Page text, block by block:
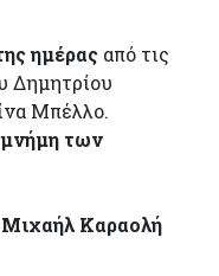
ημέρας από τις
Δημητρίου
Μπέλλο.
μνήμη των
Καραολή